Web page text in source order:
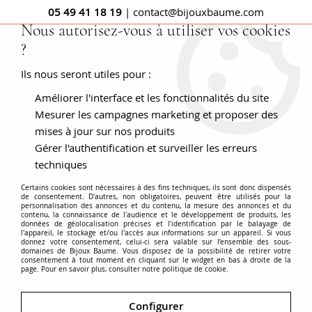
05 49 41 18 19 | contact@bijouxbaume.com
Accueil Acces client
Acces client
Pour profiter au mieux de tous les avantages et
fonctionnalités de notre site, nous vous invitons à
créer un compte client à l'aide de la boîte de
connexion ci-dessus ou à vous connecter
Nous autorisez-vous à utiliser vos cookies
?
Ils nous seront utiles pour :
Améliorer l'interface et les fonctionnalités du site
Mesurer les campagnes marketing et proposer des
mises à jour sur nos produits
Gérer l'authentification et surveiller les erreurs
techniques
Certains cookies sont nécessaires à des fins techniques, ils sont donc dispensés
de consentement. D'autres, non obligatoires, peuvent être utilisés pour la
personnalisation des annonces et du contenu, la mesure des annonces et du
contenu, la connaissance de l'audience et le développement de produits, les
données de géolocalisation précises et l'identification par le balayage de
l'appareil, le stockage et/ou l'accès aux informations sur un appareil. Si vous
donnez votre consentement, celui-ci sera valable sur l’ensemble des sous-
domaines de Bijoux Baume. Vous disposez de la possibilité de retirer votre
consentement à tout moment en cliquant sur le widget en bas à droite de la
page. Pour en savoir plus, consulter notre politique de cookie.
Configurer